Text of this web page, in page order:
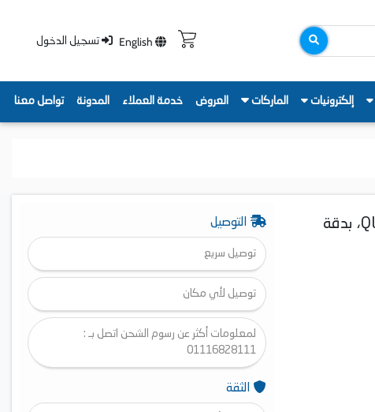
English تسجيل الدخول
إلكترونيات الماركات العروض خدمة العملاء المدونة تواصل معنا
تلفزيون سامسونج QN70H سمارت،85 بوصه QLED، بدقة
التوصيل
توصيل سريع
توصيل لأي مكان
لمعلومات أكثر عن رسوم الشحن اتصل بـ :
01116828111
الثقة